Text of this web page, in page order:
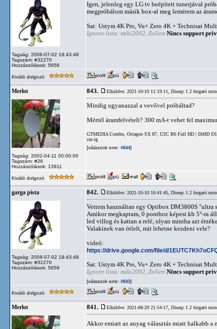
Tagság: 2006-07-02 18:43:48
Tagszám: #32270
Hozzászólások: 5656
Igen, jelenleg egy LG tv beépített tunerjával
megpróbálom másik box-al meg lemérem az
Sat: Ustym 4K Pro, Vu+ Zero 4K + Technisat
Ignore lista: miki2002, Zolien Nincs support
Kiváló dolgozó
Merlot
Tagság: 2002-04-11 00:00:00
Tagszám: #26
Hozzászólások: 13911
843. Elküldve: 2021-10-10 11:19:11, Diseqc 1.2 forgató
Mindig ugyanazzal a vevővel próbáltad?
Mértél áramfelvételt? 300 mA-t vehet fel
GTMEDIA Combo, Octagon SX 87, U2C B6 Full HD | DrHD
cm-ig
[válaszok erre: #844]
Kiváló dolgozó
garga pista
Tagság: 2006-07-02 18:43:48
Tagszám: #32270
Hozzászólások: 5656
842. Elküldve: 2021-10-10 10:41:45, Diseqc 1.2 forgató
Vettem használtan egy Optibox DM3800S "ultra
Amikor megkaptam, 0 ponthoz képest kb 5°-ra
led villog és kattan a relé, olyan mintha azt
Valakinek van ötlelt, mit lehetne kezdeni vele?
videó:
https://drive.google.com/file/d/
Sat: Ustym 4K Pro, Vu+ Zero 4K + Technisat
Ignore lista: miki2002, Zolien Nincs support
[válaszok erre: #843]
Kiváló dolgozó
Merlot 841. Elküldve: 2021-08-29 21:54:17, Diseqc 1.2 forgató
Akkor emiatt az anyag választás miatt halkabb a